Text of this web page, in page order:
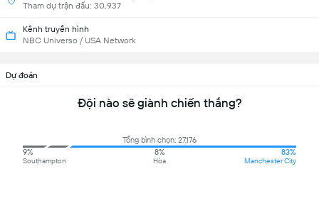
Tham dự trận đấu: 30,937
Kênh truyền hình
NBC Universo / USA Network
Dự đoán
Đội nào sẽ giành chiến thắng?
Tổng bình chọn: 27,176
9%
Southampton
8%
Hòa
83%
Manchester City